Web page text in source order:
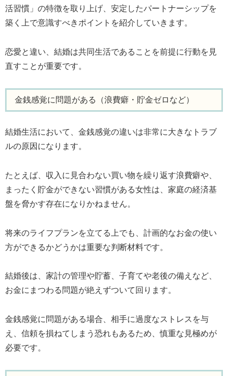
活習慣」の特徴を取り上げ、安定したパートナーシップを
築く上で意識すべきポイントを紹介していきます。
恋愛と違い、結婚は共同生活であることを前提に行動を見
直すことが重要です。
金銭感覚に問題がある（浪費癖・貯金ゼロなど）
結婚生活において、金銭感覚の違いは非常に大きなトラブ
ルの原因になります。
たとえば、収入に見合わない買い物を繰り返す浪費癖や、
まったく貯金ができない習慣がある女性は、家庭の経済基
盤を脅かす存在になりかねません。
将来のライフプランを立てる上でも、計画的なお金の使い
方ができるかどうかは重要な判断材料です。
結婚後は、家計の管理や貯蓄、子育てや老後の備えなど、
お金にまつわる問題が絶えずついて回ります。
金銭感覚に問題がある場合、相手に過度なストレスを与
え、信頼を損ねてしまう恐れもあるため、慎重な見極めが
必要です。